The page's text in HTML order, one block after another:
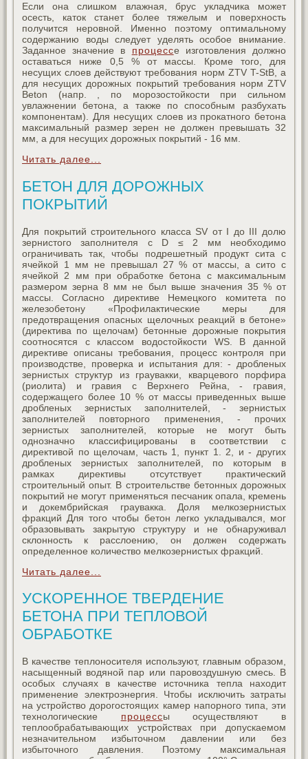
Если она слишком влажная, брус укладчика может
осесть, каток станет более тяжелым и поверхность
получится неровной. Именно поэтому оптимальному
содержанию воды следует уделять особое внимание.
Заданное значение в процессе изготовления должно
оставаться ниже 0,5 % от массы. Кроме того, для
несущих слоев действуют требования норм ZTV T-StB, а
для несущих дорожных покрытий требования норм ZTV
Beton (напр. , по морозостойкости при сильном
увлажнении бетона, а также по способным разбухать
компонентам). Для несущих слоев из прокатного бетона
максимальный размер зерен не должен превышать 32
мм, а для несущих дорожных покрытий - 16 мм.
Читать далее...
БЕТОН ДЛЯ ДОРОЖНЫХ
ПОКРЫТИЙ
Для покрытий строительного класса SV от I до III долю
зернистого заполнителя с D ≤ 2 мм необходимо
ограничивать так, чтобы подрешетный продукт сита с
ячейкой 1 мм не превышал 27 % от массы, а сито с
ячейкой 2 мм при обработке бетона с максимальным
размером зерна 8 мм не был выше значения 35 % от
массы. Согласно директиве Немецкого комитета по
железобетону «Профилактические меры для
предотвращения опасных щелочных реакций в бетоне»
(директива по щелочам) бетонные дорожные покрытия
соотносятся с классом водостойкости WS. В данной
директиве описаны требования, процесс контроля при
производстве, проверка и испытания для: - дробленых
зернистых структур из граувакки, кварцевого порфира
(риолита) и гравия с Верхнего Рейна, - гравия,
содержащего более 10 % от массы приведенных выше
дробленых зернистых заполнителей, - зернистых
заполнителей повторного применения, - прочих
зернистых заполнителей, которые не могут быть
однозначно классифицированы в соответствии с
директивой по щелочам, часть 1, пункт 1. 2, и - других
дробленых зернистых заполнителей, по которым в
рамках директивы отсутствует практический
строительный опыт. В строительстве бетонных дорожных
покрытий не могут применяться песчаник опала, кремень
и докембрийская граувакка. Доля мелкозернистых
фракций Для того чтобы бетон легко укладывался, мог
образовывать закрытую структуру и не обнаруживал
склонность к расслоению, он должен содержать
определенное количество мелкозернистых фракций.
Читать далее...
УСКОРЕННОЕ ТВЕРДЕНИЕ
БЕТОНА ПРИ ТЕПЛОВОЙ
ОБРАБОТКЕ
В качестве теплоносителя используют, главным образом,
насыщенный водяной пар или паровоздушную смесь. В
особых случаях в качестве источника тепла находит
применение электроэнергия. Чтобы исключить затраты
на устройство дорогостоящих камер напорного типа, эти
технологические процессы осуществляют в
теплообрабатывающих устройствах при допускаемом
незначительном избыточном давлении или без
избыточного давления. Поэтому максимальная